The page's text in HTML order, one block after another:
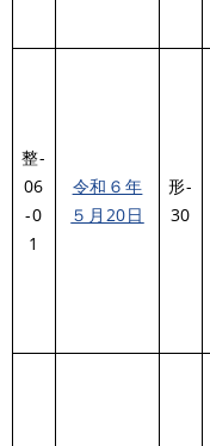
整-
06
-0
1
令和６年
５月20日
形-
30